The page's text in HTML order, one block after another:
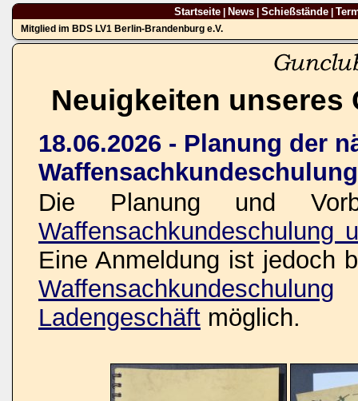
Startseite| News| Schießstände|
Mitglied im BDS LV1 Berlin-Brandenburg e.V.
Neuigkeiten unseres
18.06.2026 - Planung der
Die Planung und
Waffensachkundeschulung
Eine Anmeldung ist jedoch
Waffensachkundeschulung
Ladengeschäft möglich.